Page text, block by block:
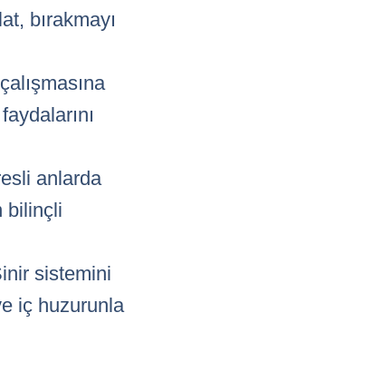
bırakmayı
anlarda
bilinçli
sistemini
iç huzurunla